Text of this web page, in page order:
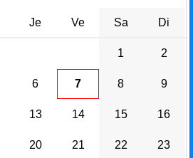
Je Ve Sa Di
1 2
6 7 8 9
13 14 15 16
20 21 22 23